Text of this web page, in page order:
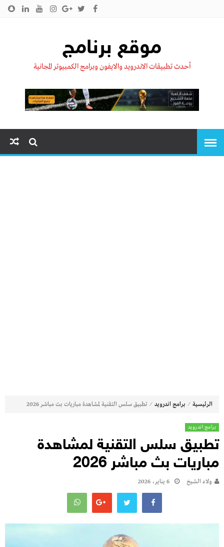
موقع برنامج
أحدث تطبيقات الاندرويد والايفون وبرامج الكمبيوتر المجانية
الرئيسية ⁄ برامج اندرويد ⁄ تطبيق سلس التقنية لمشاهدة مباريات بث مباشر 2026
برامج اندرويد
تطبيق سلس التقنية لمشاهدة
مباريات بث مباشر 2026
ولاء الشيخ 6 يناير، 2026